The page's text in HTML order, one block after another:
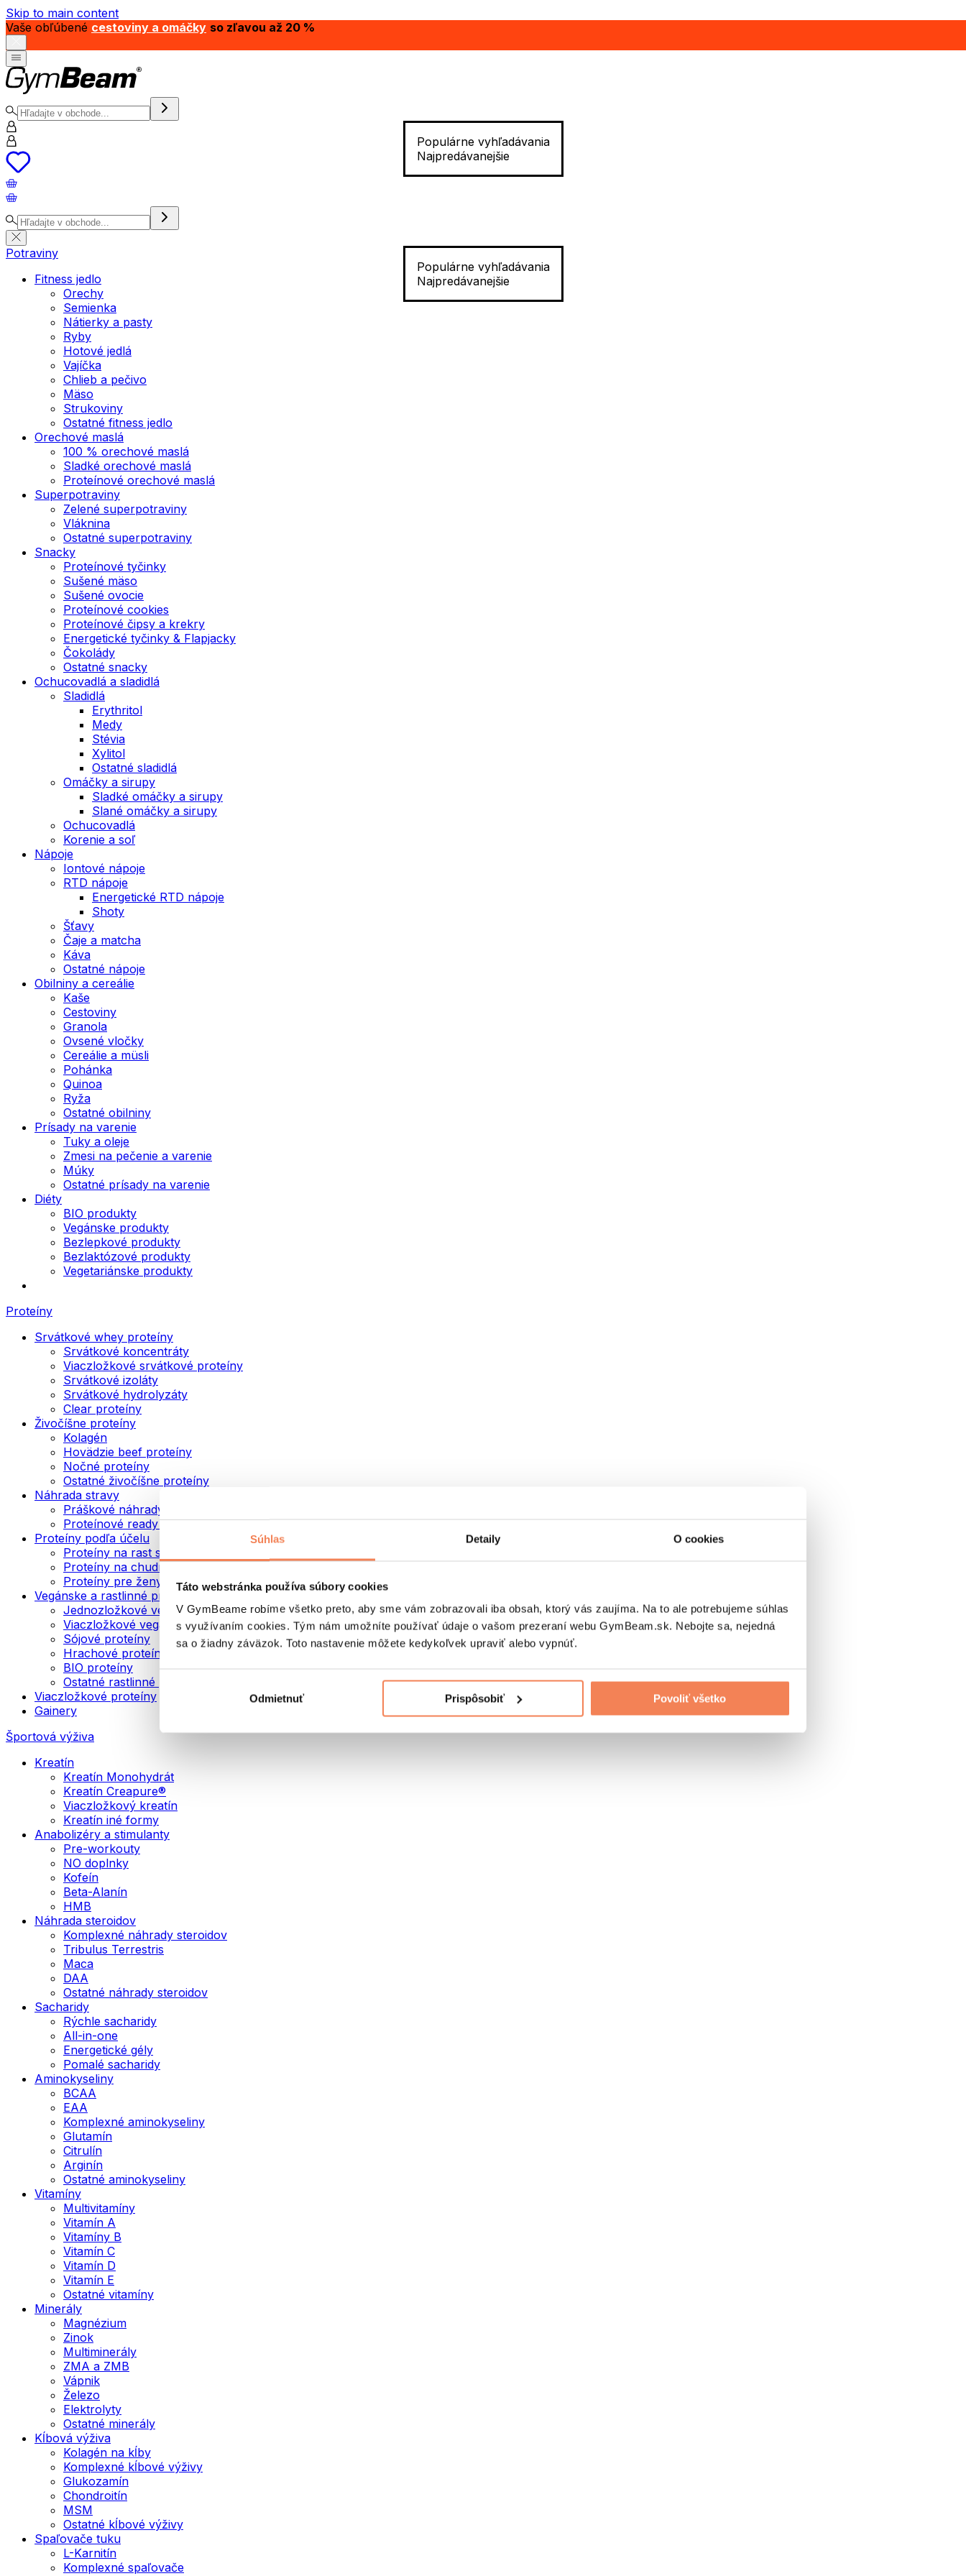
Súhlas Detaily O cookies
Táto webstránka používa súbory cookies
V GymBeame robíme všetko preto, aby sme vám zobrazovali iba obsah, ktorý vás zaujíma. Na to ale potrebujeme súhlas
s využívaním cookies. Tým nám umožníte používať údaje o vašom prezeraní webu GymBeam.sk. Nebojte sa, nejedná
sa o žiadny záväzok. Toto nastavenie môžete kedykoľvek upraviť alebo vypnúť.
Odmietnuť Prispôsobiť Povoliť všetko
Skip to main content
Vaše obľúbené cestoviny a omáčky so zľavou až 20 %
Populárne vyhľadávania
Najpredávanejšie
Populárne vyhľadávania
Najpredávanejšie
Potraviny
Fitness jedlo
Orechy
Semienka
Nátierky a pasty
Ryby
Hotové jedlá
Vajíčka
Chlieb a pečivo
Mäso
Strukoviny
Ostatné fitness jedlo
Orechové maslá
100 % orechové maslá
Sladké orechové maslá
Proteínové orechové maslá
Superpotraviny
Zelené superpotraviny
Vláknina
Ostatné superpotraviny
Snacky
Proteínové tyčinky
Sušené mäso
Sušené ovocie
Proteínové cookies
Proteínové čipsy a krekry
Energetické tyčinky & Flapjacky
Čokolády
Ostatné snacky
Ochucovadlá a sladidlá
Sladidlá
Erythritol
Medy
Stévia
Xylitol
Ostatné sladidlá
Omáčky a sirupy
Sladké omáčky a sirupy
Slané omáčky a sirupy
Ochucovadlá
Korenie a soľ
Nápoje
Iontové nápoje
RTD nápoje
Energetické RTD nápoje
Shoty
Šťavy
Čaje a matcha
Káva
Ostatné nápoje
Obilniny a cereálie
Kaše
Cestoviny
Granola
Ovsené vločky
Cereálie a müsli
Pohánka
Quinoa
Ryža
Ostatné obilniny
Prísady na varenie
Tuky a oleje
Zmesi na pečenie a varenie
Múky
Ostatné prísady na varenie
Diéty
BIO produkty
Vegánske produkty
Bezlepkové produkty
Bezlaktózové produkty
Vegetariánske produkty
Proteíny
Srvátkové whey proteíny
Srvátkové koncentráty
Viaczložkové srvátkové proteíny
Srvátkové izoláty
Srvátkové hydrolyzáty
Clear proteíny
Živočíšne proteíny
Kolagén
Hovädzie beef proteíny
Nočné proteíny
Ostatné živočíšne proteíny
Náhrada stravy
Práškové náhrady stravy
Proteínové ready to drink nápoje
Proteíny podľa účelu
Proteíny na rast svalov
Proteíny na chudnutie
Proteíny pre ženy
Vegánske a rastlinné proteíny
Jednozložkové vegánske proteíny
Viaczložkové vegánske proteíny
Sójové proteíny
Hrachové proteíny
BIO proteíny
Ostatné rastlinné proteíny
Viaczložkové proteíny
Gainery
Športová výživa
Kreatín
Kreatín Monohydrát
Kreatín Creapure®
Viaczložkový kreatín
Kreatín iné formy
Anabolizéry a stimulanty
Pre-workouty
NO doplnky
Kofeín
Beta-Alanín
HMB
Náhrada steroidov
Komplexné náhrady steroidov
Tribulus Terrestris
Maca
DAA
Ostatné náhrady steroidov
Sacharidy
Rýchle sacharidy
All-in-one
Energetické gély
Pomalé sacharidy
Aminokyseliny
BCAA
EAA
Komplexné aminokyseliny
Glutamín
Citrulín
Arginín
Ostatné aminokyseliny
Vitamíny
Multivitamíny
Vitamín A
Vitamíny B
Vitamín C
Vitamín D
Vitamín E
Ostatné vitamíny
Minerály
Magnézium
Zinok
Multiminerály
ZMA a ZMB
Vápnik
Železo
Elektrolyty
Ostatné minerály
Kĺbová výživa
Kolagén na kĺby
Komplexné kĺbové výživy
Glukozamín
Chondroitín
MSM
Ostatné kĺbové výživy
Spaľovače tuku
L-Karnitín
Komplexné spaľovače